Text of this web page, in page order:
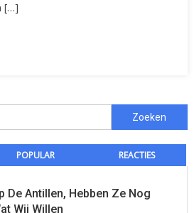
[…]
Zoeken
naar:
POPULAR REACTIES
De Antillen, Hebben Ze Nog
Wij Willen